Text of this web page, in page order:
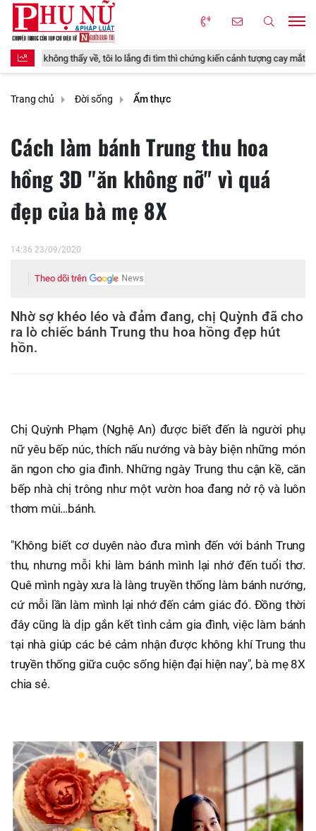
lo lắng đi tìm thì chứng kiến cảnh tượng cay mắt Loại quả đặc sản
Trang chủ Đời sống Ẩm thực
Cách làm bánh Trung thu hoa
hồng 3D "ăn không nỡ" vì quá
đẹp của bà mẹ 8X
14:36 23/09/2020
Theo dõi trên
Nhờ sợ khéo léo và đảm đang, chị Quỳnh đã cho
ra lò chiếc bánh Trung thu hoa hồng đẹp hút
hồn.
Chị Quỳnh Phạm (Nghệ An) được biết đến là người phụ
nữ yêu bếp núc, thích nấu nướng và bày biện những món
ăn ngon cho gia đình. Những ngày Trung thu cận kề, căn
bếp nhà chị trông như một vườn hoa đang nở rộ và luôn
thơm mùi…bánh.
"Không biết cơ duyên nào đưa mình đến với bánh Trung
thu, nhưng mỗi khi làm bánh mình lại nhớ đến tuổi thơ.
Quê mình ngày xưa là làng truyền thống làm bánh nướng,
cứ mỗi lần làm mình lại nhớ đến cảm giác đó. Đồng thời
đây cũng là dịp gắn kết tình cảm gia đình, việc làm bánh
tại nhà giúp các bé cảm nhận được không khí Trung thu
truyền thống giữa cuộc sống hiện đại hiện nay", bà mẹ 8X
chia sẻ.